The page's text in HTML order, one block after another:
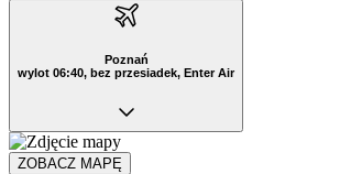
Poznań
wylot 06:40, bez przesiadek, Enter Air
ZOBACZ MAPĘ